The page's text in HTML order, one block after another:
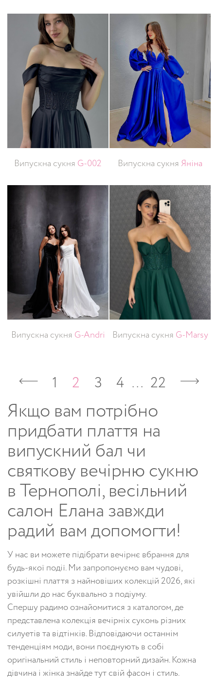
Випускна сукня G-002 Випускна сукня Яніна
Випускна сукня G-Andri Випускна сукня G-Marsy
1 2 3 4 … 22
Якщо вам потрібно
придбати плаття на
випускний бал чи
святкову вечірню сукню
в Тернополі, весільний
салон Елана завжди
радий вам допомогти!
У наc ви можете підібрати вечірнє вбрання для
будь-якої події. Ми запропонуємо вам чудові,
розкішні плаття з найновіших колекцій 2026, які
увійшли до нас буквально з подіуму.
Спершу радимо ознайомитися з каталогом, де
представлена колекція вечірніх суконь різних
силуетів та відтінків. Відповідаючи останнім
тенденціям моди, вони поєднують в собі
оригінальний стиль і неповторний дизайн. Кожна
дівчина і жінка знайде тут свій фасон і стиль.